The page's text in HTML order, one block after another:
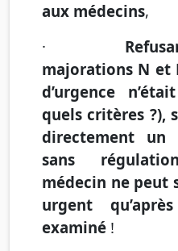
aux médecins,
·
majorations N et
d’urgence
quels critères ?),
directement un
sans
médecin ne peut
urgent
examiné !